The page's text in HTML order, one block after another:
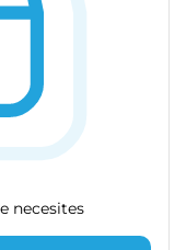
necesites